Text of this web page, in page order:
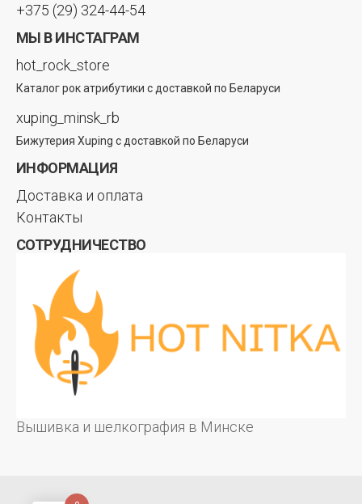
+375 (29) 324-44-54
МЫ В ИНСТАГРАМ
hot_rock_store
Каталог рок атрибутики с доставкой по Беларуси
xuping_minsk_rb
Бижутерия Xuping с доставкой по Беларуси
ИНФОРМАЦИЯ
Доставка и оплата
Контакты
СОТРУДНИЧЕСТВО
Вышивка и шелкография в Минске